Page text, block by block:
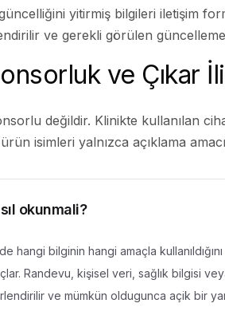
yitirmiş bilgileri iletişim
ve gerekli görülen
ve Çıkar
değildir. Klinikte kullanılan
isimleri yalnızca açıklama
okunmali?
hangi bilginin hangi amaçla
Randevu, kişisel veri, sağlık bilgisi
ve mümkün oldugunca açik bir